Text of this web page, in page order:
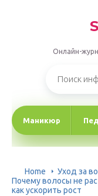
Онлайн-
Маникюр
Home
Уход за
Почему волосы не
как ускорить рост